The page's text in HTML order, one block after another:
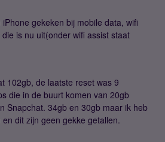
gekeken bij mobile data, wifi
is nu uit(onder wifi assist staat
102gb, de laatste reset was 9
die in de buurt komen van 20gb
Snapchat. 34gb en 30gb maar ik heb
dit zijn geen gekke getallen.